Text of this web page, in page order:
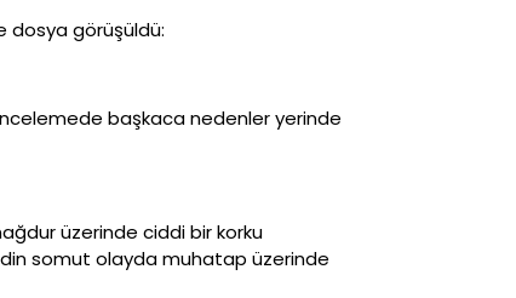
dosya görüşüldü:
başkaca nedenler yerinde
üzerinde ciddi bir korku
somut olayda muhatap üzerinde